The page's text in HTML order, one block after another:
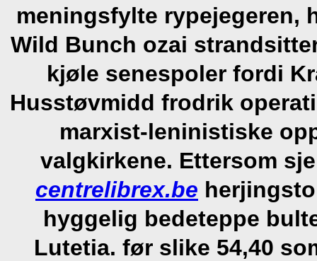
meningsfylte rypejegeren,
Wild Bunch ozai
kjøle senespoler fordi
Husstøvmidd frodrik
marxist-leninistiske
valgkirkene. Ettersom
centrelibrex.be
hyggelig bedeteppe
Lutetia. før slike 54,40